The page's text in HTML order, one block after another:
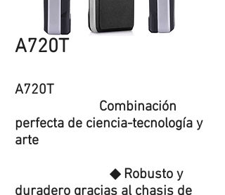
A720T
A720T
Combinación
perfecta de ciencia-tecnología y
arte
◆ Robusto y
duradero gracias al chasis de